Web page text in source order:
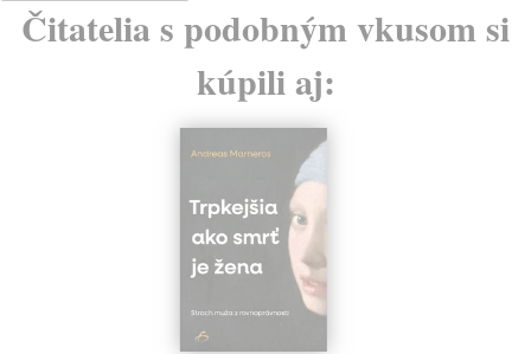
Čitatelia s podobným vkusom si
kúpili aj: